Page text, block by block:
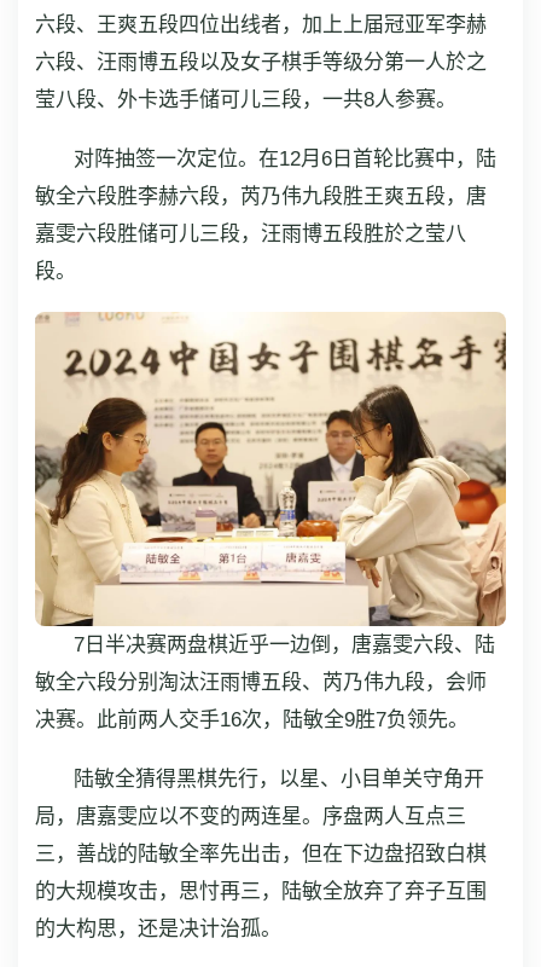
六段、王爽五段四位出线者，加上上届冠亚军李赫
六段、汪雨博五段以及女子棋手等级分第一人於之
莹八段、外卡选手储可儿三段，一共8人参赛。
对阵抽签一次定位。在12月6日首轮比赛中，陆
敏全六段胜李赫六段，芮乃伟九段胜王爽五段，唐
嘉雯六段胜储可儿三段，汪雨博五段胜於之莹八
段。
7日半决赛两盘棋近乎一边倒，唐嘉雯六段、陆
敏全六段分别淘汰汪雨博五段、芮乃伟九段，会师
决赛。此前两人交手16次，陆敏全9胜7负领先。
陆敏全猜得黑棋先行，以星、小目单关守角开
局，唐嘉雯应以不变的两连星。序盘两人互点三
三，善战的陆敏全率先出击，但在下边盘招致白棋
的大规模攻击，思忖再三，陆敏全放弃了弃子互围
的大构思，还是决计治孤。